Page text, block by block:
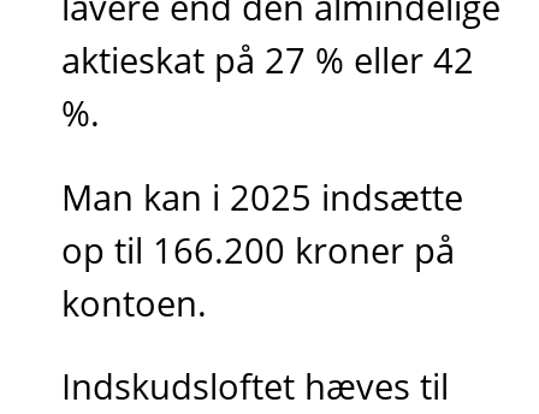
aktieskat på 27 % eller 42
%.
Man kan i 2025 indsætte
op til 166.200 kroner på
kontoen.
Indskudsloftet hæves til